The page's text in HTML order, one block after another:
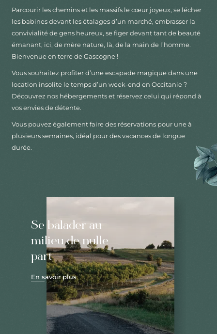
Parcourir les chemins et les massifs le cœur joyeux, se lécher
les babines devant les étalages d’un marché, embrasser la
convivialité de gens heureux, se figer devant tant de beauté
émanant, ici, de mère nature, là, de la main de l’homme.
Bienvenue en terre de Gascogne !
Vous souhaitez profiter d’une escapade magique dans une
location insolite le temps d’un week-end en Occitanie ?
Découvrez nos hébergements et réservez celui qui répond à
vos envies de détente.
Vous pouvez également faire des réservations pour une à
plusieurs semaines, idéal pour des vacances de longue
durée.
Se balader au
milieu de nulle
part
En savoir plus